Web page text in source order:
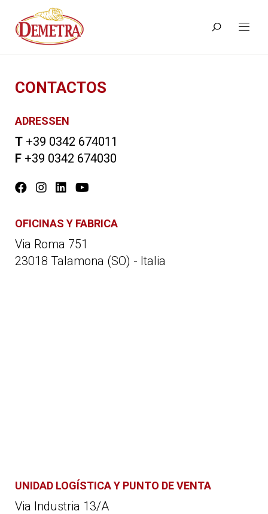
CONTACTOS
ADRESSEN
T +39 0342 674011
F +39 0342 674030
OFICINAS Y FABRICA
Via Roma 751
23018 Talamona (SO) - Italia
UNIDAD LOGÍSTICA Y PUNTO DE VENTA
Via Industria 13/A